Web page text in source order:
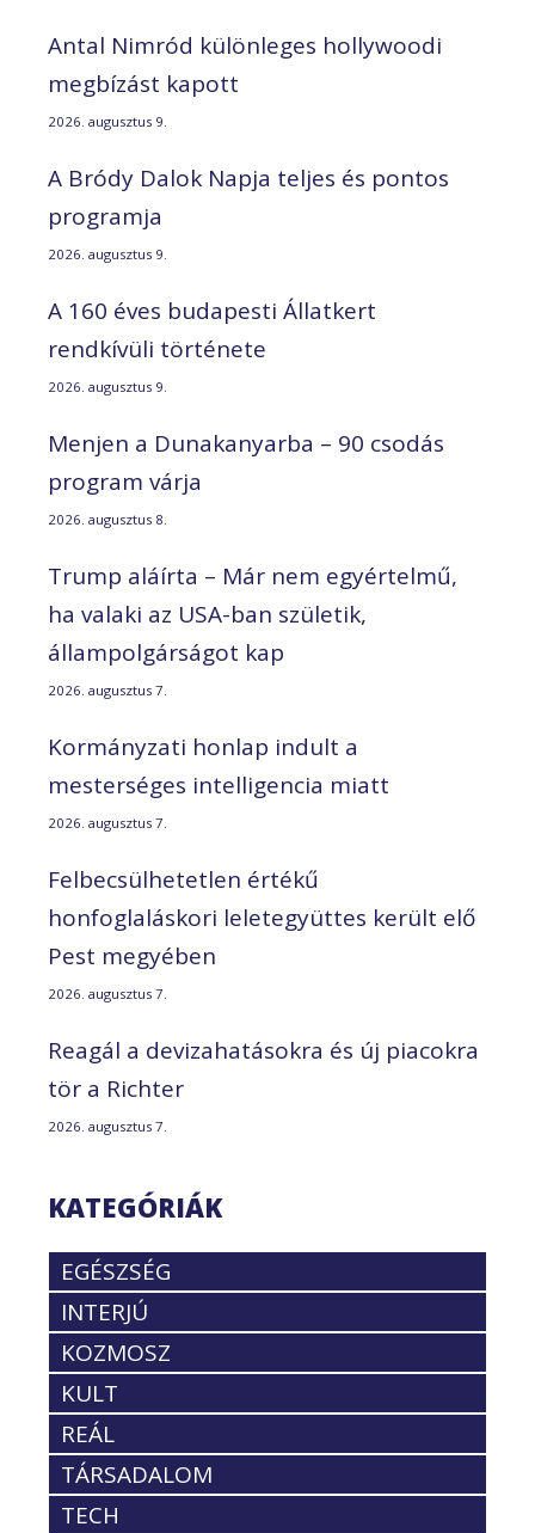
Antal Nimród különleges hollywoodi
megbízást kapott
2026. augusztus 9.
A Bródy Dalok Napja teljes és pontos
programja
2026. augusztus 9.
A 160 éves budapesti Állatkert
rendkívüli története
2026. augusztus 9.
Menjen a Dunakanyarba – 90 csodás
program várja
2026. augusztus 8.
Trump aláírta – Már nem egyértelmű,
ha valaki az USA-ban születik,
állampolgárságot kap
2026. augusztus 7.
Kormányzati honlap indult a
mesterséges intelligencia miatt
2026. augusztus 7.
Felbecsülhetetlen értékű
honfoglaláskori leletegyüttes került elő
Pest megyében
2026. augusztus 7.
Reagál a devizahatásokra és új piacokra
tör a Richter
2026. augusztus 7.
KATEGÓRIÁK
EGÉSZSÉG
INTERJÚ
KOZMOSZ
KULT
REÁL
TÁRSADALOM
TECH